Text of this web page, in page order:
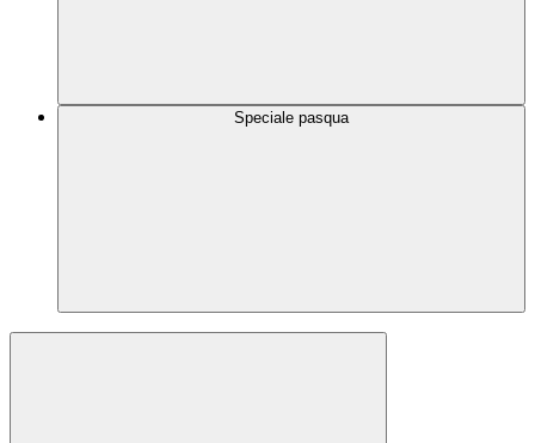
Speciale pasqua